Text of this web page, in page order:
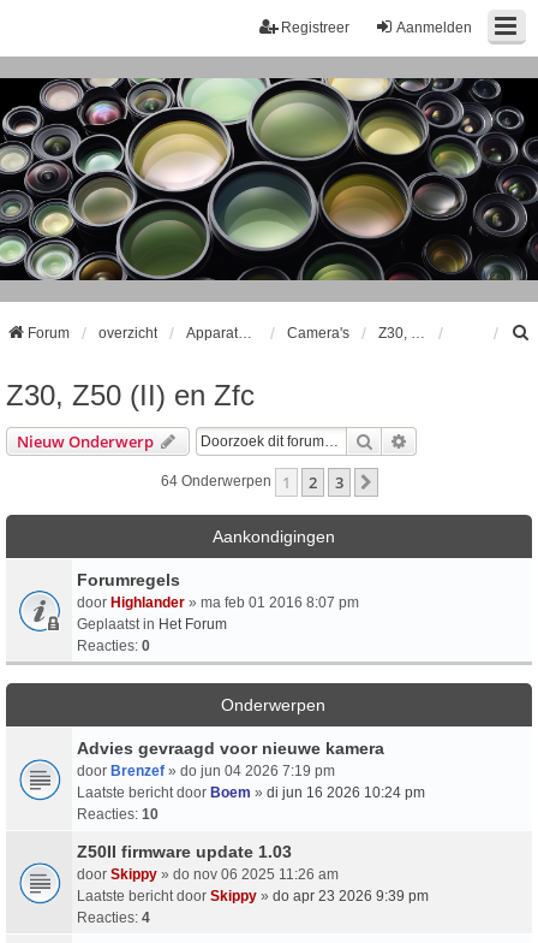
Aanmelden
Registreer
Forum overzicht Camera's
Z30, Z50 (II) en Zfc
Nieuw Onderwerp Zoek
64 Onderwerpen 1 2 3
Aankondigingen
Forumregels
door Highlander » ma feb 01 2016 8:07 pm
Geplaatst in Het Forum
Reacties: 0
Onderwerpen
Advies gevraagd voor nieuwe kamera
door Brenzef » do jun 04 2026 7:19 pm
Laatste bericht door Boem » di jun 16 2026 10:24 pm
Reacties: 10
Z50II firmware update 1.03
door Skippy » do nov 06 2025 11:26 am
Laatste bericht door Skippy » do apr 23 2026 9:39 pm
Reacties: 4